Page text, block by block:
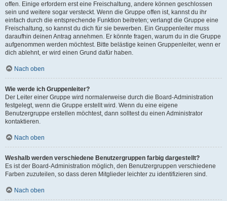
offen. Einige erfordern erst eine Freischaltung, andere können geschlossen
sein und weitere sogar versteckt. Wenn die Gruppe offen ist, kannst du ihr
einfach durch die entsprechende Funktion beitreten; verlangt die Gruppe eine
Freischaltung, so kannst du dich für sie bewerben. Ein Gruppenleiter muss
daraufhin deinen Antrag annehmen. Er könnte fragen, warum du in die Gruppe
aufgenommen werden möchtest. Bitte belästige keinen Gruppenleiter, wenn er
dich ablehnt, er wird einen Grund dafür haben.
Nach oben
Wie werde ich Gruppenleiter?
Der Leiter einer Gruppe wird normalerweise durch die Board-Administration
festgelegt, wenn die Gruppe erstellt wird. Wenn du eine eigene
Benutzergruppe erstellen möchtest, dann solltest du einen Administrator
kontaktieren.
Nach oben
Weshalb werden verschiedene Benutzergruppen farbig dargestellt?
Es ist der Board-Administration möglich, den Benutzergruppen verschiedene
Farben zuzuteilen, so dass deren Mitglieder leichter zu identifizieren sind.
Nach oben